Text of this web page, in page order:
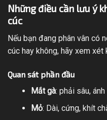
Những điều cần lưu ý
cúc
Nếu bạn đang phân vân có
cúc hay không, hãy xem xét
Quan sát phần đầu
Mắt gà: phải sâu,
Mỏ: Dài, cứng, khít